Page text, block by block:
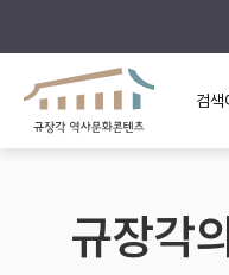
규장각의 어제와 오늘
규장각 소개영상
규장각